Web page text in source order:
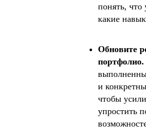
понять, что
какие
Обновите
портфолио.
и
чтобы
упростить